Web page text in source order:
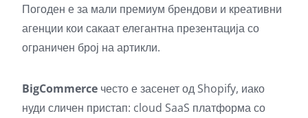
Погоден е за мали премиум брендови и креативни
агенции кои сакаат елегантна презентација со
ограничен број на артикли.
BigCommerce често е засенет од Shopify, иако
нуди сличен пристап: cloud SaaS платформа со